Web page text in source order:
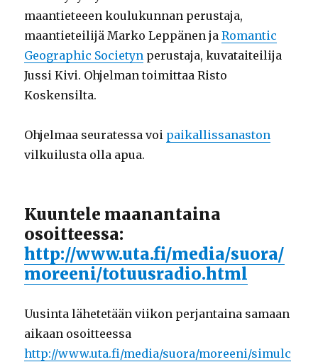
maantieteeen koulukunnan perustaja,
maantieteilijä Marko Leppänen jaRomantic
Geographic Societyn perustaja, kuvataiteilija
Jussi Kivi. Ohjelman toimittaa Risto
Koskensilta.
Ohjelmaa seuratessa voi paikallissanaston
vilkuilusta olla apua.
Kuuntele maanantaina
osoitteessa:
http://www.uta.fi/media/suora/
moreeni/totuusradio.html
Uusinta lähetetään viikon perjantaina samaan
aikaan osoitteessa
http://www.uta.fi/media/suora/moreeni/simulc